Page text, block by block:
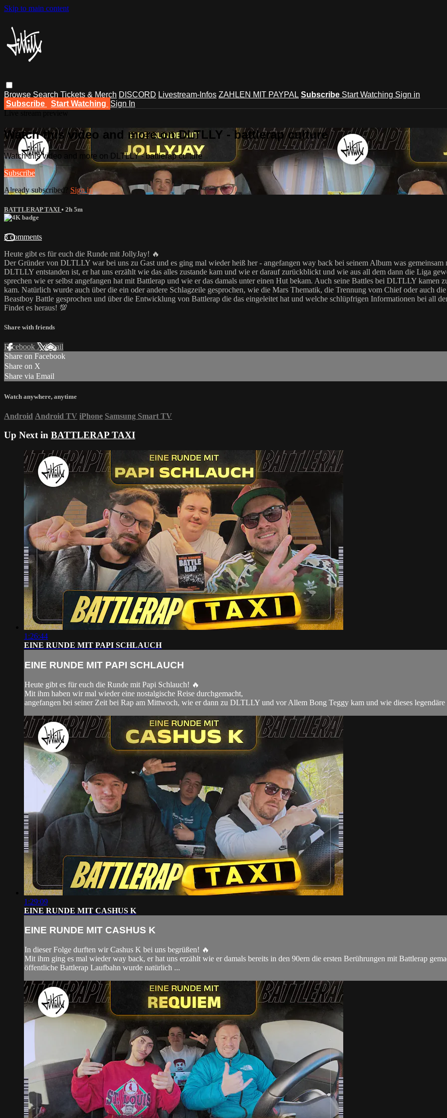
Skip to main content
Browse Search Tickets & Merch DISCORD Livestream-Infos ZAHLEN MIT PAYPAL Subscribe Start Watching Sign in
Subscribe
Start Watching Sign In
Watch this video and more on DLTLLY - battlerap culture
Watch this video and more on DLTLLY - battlerap culture
Subscribe
Already subscribed? Sign in
BATTLERAP TAXI • 2h 5m
3 comments
Heute gibt es für euch die Runde mit JollyJay! 🔥
Der Gründer von DLTLLY war bei uns zu Gast und es ging mal wieder heiß her - angefangen way back bei seinem Album was gemeinsam
DLTLLY entstanden ist, er hat uns erzählt wie das alles zustande kam und wie er darauf zurückblickt und wie aus all dem dann die Liga
sprechen wie er selbst angefangen hat mit Battlerap und wie er das damals unter einen Hut bekam. Auch seine Battles bei DLTLLY kamen
kam. Natürlich wurde auch über die ein oder andere Schlagzeile gesprochen, wie die Mars Thematik, die Trennung vom Chief oder auch
Beastboy Battle gesprochen und über die Entwicklung von Battlerap die das eingeleitet hat und welche schlüpfrigen Informationen bei all
Findet es heraus! 💯
Share with friends
Facebook XEmail
Share on Facebook
Share on X
Share via Email
Watch anywhere, anytime
Android Android TV iPhone Samsung Smart TV
Up Next in BATTLERAP TAXI
1:26:44
EINE RUNDE MIT PAPI SCHLAUCH
EINE RUNDE MIT PAPI SCHLAUCH
Heute gibt es für euch die Runde mit Papi Schlauch! 🔥
Mit ihm haben wir mal wieder eine nostalgische Reise durchgemacht,
angefangen bei seiner Zeit bei Rap am Mittwoch, wie er dann zu DLTLLY und vor Allem Bong Teggy kam und wie dieses
1:29:09
EINE RUNDE MIT CASHUS K
EINE RUNDE MIT CASHUS K
In dieser Folge durften wir Cashus K bei uns begrüßen! 🔥
Mit ihm ging es mal wieder way back, er hat uns erzählt wie er damals bereits in den 90ern die ersten Berührungen mit Battlerap
öffentliche Battlerap Laufbahn wurde natürlich ...